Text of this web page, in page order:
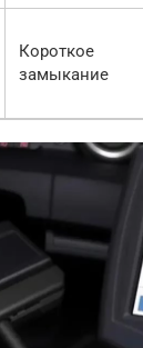
Короткое
замыкание